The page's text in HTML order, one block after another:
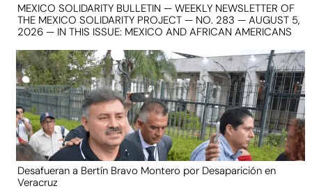
MEXICO SOLIDARITY BULLETIN — WEEKLY NEWSLETTER OF
THE MEXICO SOLIDARITY PROJECT — NO. 283 — AUGUST 5,
2026 — IN THIS ISSUE: MEXICO AND AFRICAN AMERICANS
Desafueran a Bertín Bravo Montero por Desaparición en
Veracruz